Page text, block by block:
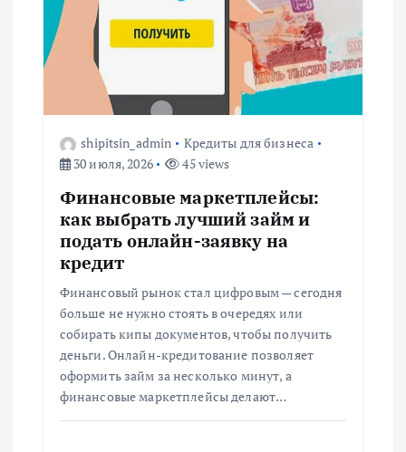
п
о
з
shipitsin_admin
Кредиты для бизнеса
30 июля, 2026
45 views
Финансовые маркетплейсы:
как выбрать лучший займ и
подать онлайн-заявку на
кредит
Финансовый рынок стал цифровым — сегодня
больше не нужно стоять в очередях или
собирать кипы документов, чтобы получить
деньги. Онлайн-кредитование позволяет
оформить займ за несколько минут, а
финансовые маркетплейсы делают…